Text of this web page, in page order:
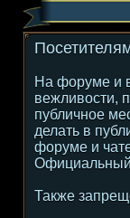
На форуме и
вежливости,
публичное
делать в
форуме и
Также